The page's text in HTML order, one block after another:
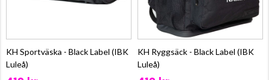
KH Sportväska - Black Label (IBK
Luleå)
KH Ryggsäck - Black Label (IBK
Luleå)